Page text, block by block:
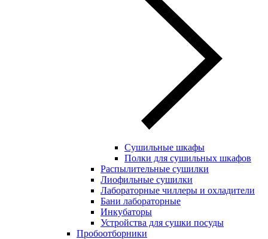
Сушильные шкафы
Полки для сушильных шкафов
Распылительные сушилки
Лиофильные сушилки
Лабораторные чиллеры и охладители
Бани лабораторные
Инкубаторы
Устройства для сушки посуды
Пробоотборники